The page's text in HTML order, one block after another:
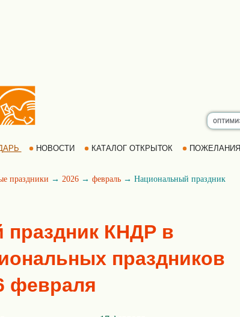
НОВОСТИ КАТАЛОГ ОТКРЫТОК ПОЖЕЛАНИЯ
праздники → 2026 → февраль → Национальный праздник
КНДР в
праздников
февраля